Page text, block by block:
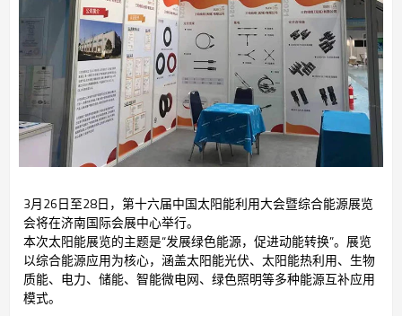
3月26日至28日，第十六届中国太阳能利用大会暨综合能源展览
会将在济南国际会展中心举行。
本次太阳能展览的主题是“发展绿色能源，促进动能转换”。展览
以综合能源应用为核心，涵盖太阳能光伏、太阳能热利用、生物
质能、电力、储能、智能微电网、绿色照明等多种能源互补应用
模式。